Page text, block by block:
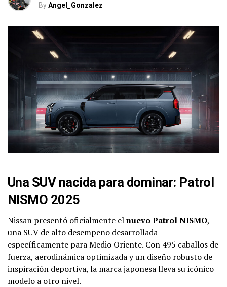
ByAngel_Gonzalez
Una SUV nacida para dominar: Patrol
NISMO 2025
Nissan presentó oficialmente elnuevo Patrol NISMO,
una SUV de alto desempeño desarrollada
específicamente para Medio Oriente. Con 495 caballos de
fuerza, aerodinámica optimizada y un diseño robusto de
inspiración deportiva, la marca japonesa lleva su icónico
modelo a otro nivel.